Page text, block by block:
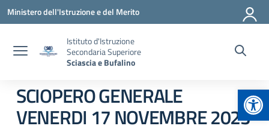
Vai ai contenuti
Vai al menu di navigazione
Vai al footer
Ministero dell'Istruzione e del Merito
Istituto d'Istruzione
Secondaria Superiore
Sciascia e Bufalino
SCIOPERO GENERALE
VENERDI 17 NOVEMBRE 2023